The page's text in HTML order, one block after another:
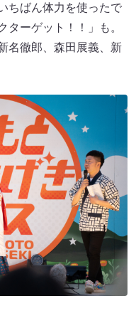
ちばん体力を使ったで
ターゲット！！」も。
名徹郎、森田展義、新